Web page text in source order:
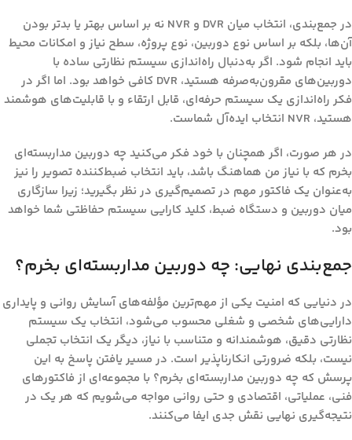
در جمع‌بندی، انتخاب میان DVR و NVR نه بر اساس بهتر یا بدتر بودن
آن‌ها، بلکه بر اساس نوع دوربین، نوع پروژه، سطح نیاز و امکانات محیط
باید انجام شود. اگر به‌دنبال راه‌اندازی سیستم نظارتی ساده با
دوربین‌های مقرون‌به‌صرفه هستید، DVR کافی خواهد بود. اما اگر در
فکر راه‌اندازی یک سیستم حرفه‌ای، قابل ارتقاء و با قابلیت‌های هوشمند
هستید، NVR انتخاب ایده‌آل شماست.
در هر صورت، اگر همچنان با خود فکر می‌کنید چه دوربین مداربسته‌ای
بخرم که با نیاز من هماهنگ باشد، باید انتخاب ضبط‌کننده تصویر را نیز
به‌عنوان یک فاکتور مهم در تصمیم‌گیری در نظر بگیرید؛ زیرا سازگاری
میان دوربین و دستگاه ضبط، کلید کارایی سیستم حفاظتی شما خواهد
بود.
جمع‌بندی نهایی: چه دوربین مداربسته‌ای بخرم؟
در دنیایی که امنیت یکی از مهم‌ترین مؤلفه‌های آسایش روانی و پایداری
دارایی‌های شخصی و شغلی محسوب می‌شود، انتخاب یک سیستم
نظارتی دقیق، هوشمندانه و متناسب با نیاز، دیگر یک انتخاب تجملی
نیست، بلکه ضرورتی انکارناپذیر است. در مسیر یافتن پاسخ به این
پرسش که چه دوربین مداربسته‌ای بخرم؟ با مجموعه‌ای از فاکتورهای
فنی، عملیاتی، اقتصادی و حتی روانی مواجه می‌شویم که هر یک در
نتیجه‌گیری نهایی نقش جدی ایفا می‌کنند.